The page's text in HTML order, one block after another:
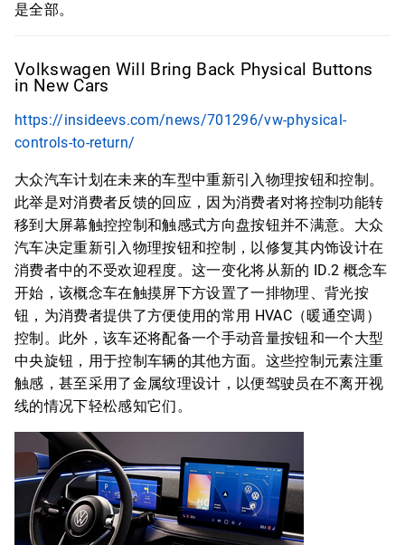
是全部。
Volkswagen Will Bring Back Physical Buttons
in New Cars
https://insideevs.com/news/701296/vw-physical-
controls-to-return/
大众汽车计划在未来的车型中重新引入物理按钮和控制。
此举是对消费者反馈的回应，因为消费者对将控制功能转
移到大屏幕触控控制和触感式方向盘按钮并不满意。大众
汽车决定重新引入物理按钮和控制，以修复其内饰设计在
消费者中的不受欢迎程度。这一变化将从新的 ID.2 概念车
开始，该概念车在触摸屏下方设置了一排物理、背光按
钮，为消费者提供了方便使用的常用 HVAC（暖通空调）
控制。此外，该车还将配备一个手动音量按钮和一个大型
中央旋钮，用于控制车辆的其他方面。这些控制元素注重
触感，甚至采用了金属纹理设计，以便驾驶员在不离开视
线的情况下轻松感知它们。